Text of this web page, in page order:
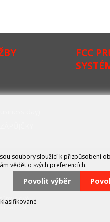
FCC
na
soubory sloužící k přizpůsobení
vědět o svých preferencích.
Povolit výběr